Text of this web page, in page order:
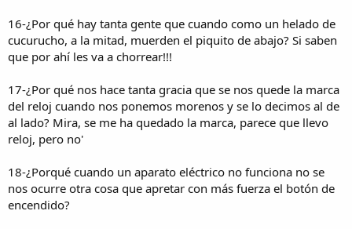
16-¿Por qué hay tanta gente que cuando como un helado de
cucurucho, a la mitad, muerden el piquito de abajo? Si saben
que por ahí les va a chorrear!!!
17-¿Por qué nos hace tanta gracia que se nos quede la marca
del reloj cuando nos ponemos morenos y se lo decimos al de
al lado? Mira, se me ha quedado la marca, parece que llevo
reloj, pero no'
18-¿Porqué cuando un aparato eléctrico no funciona no se
nos ocurre otra cosa que apretar con más fuerza el botón de
encendido?